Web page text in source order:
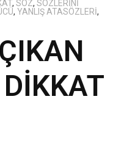
, SÖZ, SÖZLERINI
, YANLIŞ ATASÖZLERI,